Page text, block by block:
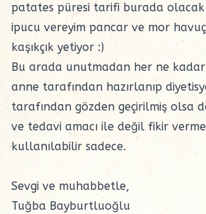
patates püresi tarifi burada olacak
ipucu vereyim pancar ve mor havuç
kaşıkçık yetiyor :)
Bu arada unutmadan her ne kadar
anne tarafından hazırlanıp
tarafından gözden geçirilmiş olsa
ve tedavi amacı ile değil fikir
kullanılabilir sadece.
Sevgi ve muhabbetle,
Tuğba Bayburtluoğlu